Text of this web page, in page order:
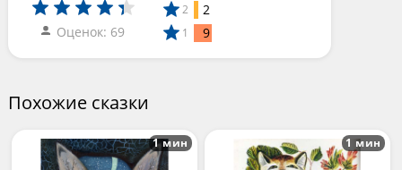
Оценок: 69
2 2
1 9
Похожие сказки
1 мин 1 мин